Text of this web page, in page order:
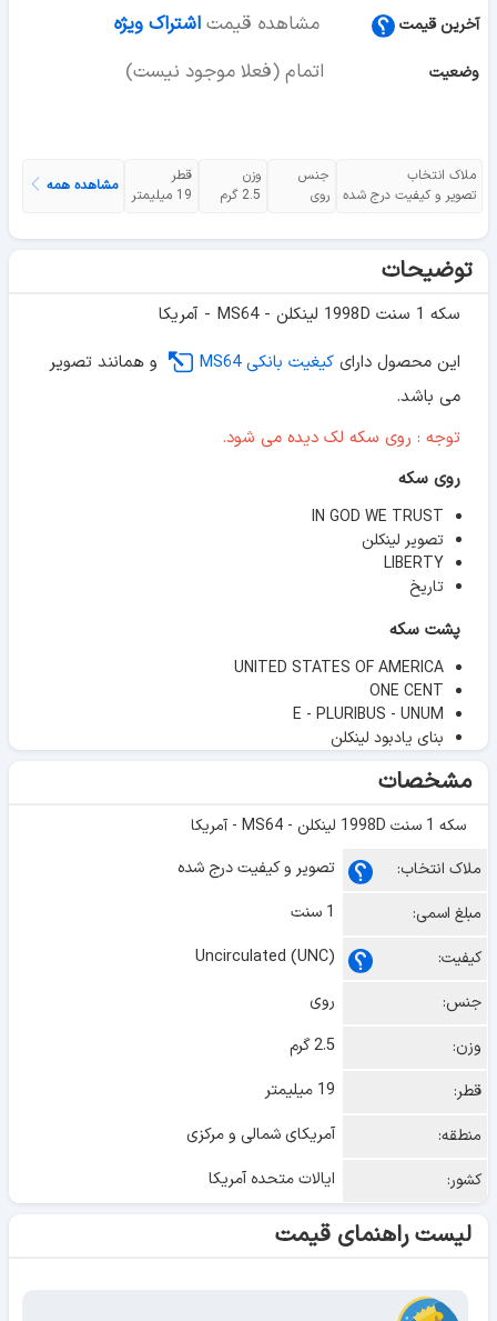
آخرین قیمت مشاهده قیمت اشتراک ویژه
وضعیت اتمام (فعلا موجود نیست)
ملاک انتخاب
تصویر و کیفیت درج شده
جنس
روی
وزن
2.5 گرم
قطر
19 میلیمتر
مشاهده همه
توضیحات
سکه 1 سنت 1998D لینکلن - MS64 - آمریکا
این محصول دارای کیغیت بانکی MS64
و همانند تصویر
می باشد.
توجه : روی سکه لک دیده می شود.
روی سکه
IN GOD WE TRUST
تصویر لینکلن
LIBERTY
تاریخ
پشت سکه
UNITED STATES OF AMERICA
ONE CENT
E - PLURIBUS - UNUM
بنای یادبود لینکلن
مشخصات
سکه 1 سنت 1998D لینکلن - MS64 - آمریکا
ملاک انتخاب:
تصویر و کیفیت درج شده
مبلغ اسمی:
1 سنت
کیفیت:
Uncirculated (UNC)
جنس:
روی
وزن:
2.5 گرم
قطر:
19 میلیمتر
منطقه:
آمریکای شمالی و مرکزی
کشور:
ایالات متحده آمریکا
لیست راهنمای قیمت